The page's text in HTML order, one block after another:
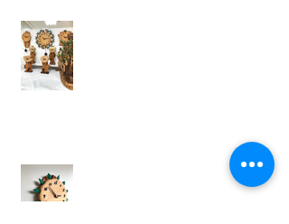
ウッドワーカーズクラフト